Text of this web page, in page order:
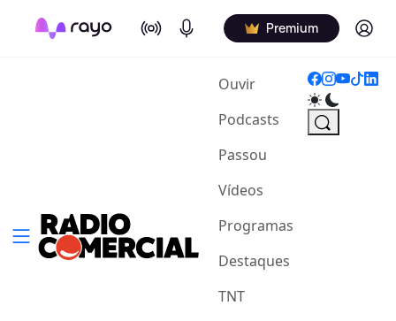
On Air Podcasts Premium Log in
Ouvir(current)
Podcasts
Passou
Vídeos
Programas
Destaques
TNT